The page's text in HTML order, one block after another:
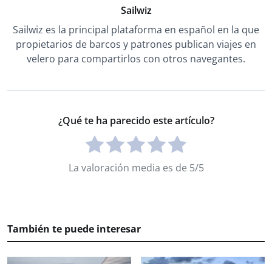
Sailwiz
Sailwiz es la principal plataforma en español en la que
propietarios de barcos y patrones publican viajes en
velero para compartirlos con otros navegantes.
¿Qué te ha parecido este artículo?
La valoración media es de 5/5
También te puede interesar